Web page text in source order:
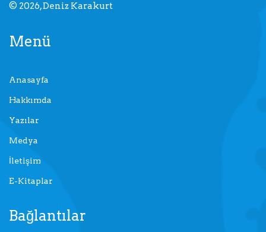
© 2026, Deniz Karakurt
Menü
Anasayfa
Hakkımda
Yazılar
Medya
İletişim
E-Kitaplar
Bağlantılar